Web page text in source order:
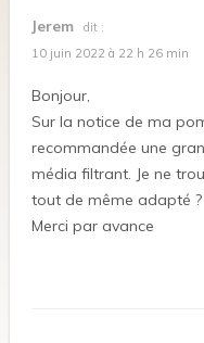
Jerem
dit :
10 juin 2022 à 22 h 26 min
Bonjour,
Sur la notice de ma
recommandée une
média filtrant. Je ne
tout de même adapté ?
Merci par avance